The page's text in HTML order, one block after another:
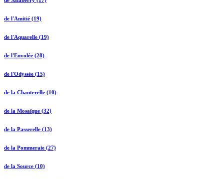
de l'Amitié (19)
de l'Aquarelle (19)
de l'Envolée (28)
de l'Odyssée (15)
de la Chanterelle (10)
de la Mosaïque (32)
de la Passerelle (13)
de la Pommeraie (27)
de la Source (10)